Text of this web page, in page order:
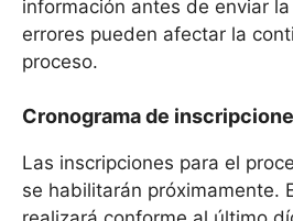
información antes de enviar
errores pueden afectar la
proceso.
Cronograma de
Las inscripciones para el
se habilitarán próximamente.